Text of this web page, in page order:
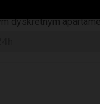
mam 24 lata
dyskretnym